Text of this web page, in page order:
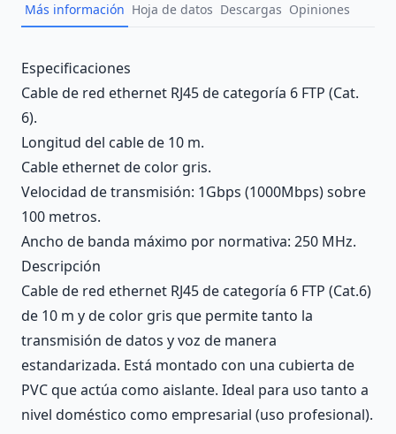
Más información Hoja de datos Descargas Opiniones
Description
Especificaciones
Cable de red ethernet RJ45 de categoría 6 FTP (Cat.
6).
Longitud del cable de 10 m.
Cable ethernet de color gris.
Velocidad de transmisión: 1Gbps (1000Mbps) sobre
100 metros.
Ancho de banda máximo por normativa: 250 MHz.
Descripción
Cable de red ethernet RJ45 de categoría 6 FTP (Cat.6)
de 10 m y de color gris que permite tanto la
transmisión de datos y voz de manera
estandarizada. Está montado con una cubierta de
PVC que actúa como aislante. Ideal para uso tanto a
nivel doméstico como empresarial (uso profesional).